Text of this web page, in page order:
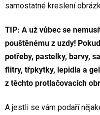
samostatné kreslení
TIP: A už vůbec se
pouštěnému z uzdy!
potřeby, pastelky, barvy,
flitry, třpkytky, lepidla a
z těchto protlačovacích
A jestli se vám podaří